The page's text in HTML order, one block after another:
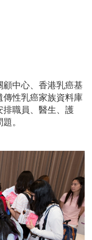
中心、香港乳癌基
性乳癌家族資料庫
職員、醫生、護
。